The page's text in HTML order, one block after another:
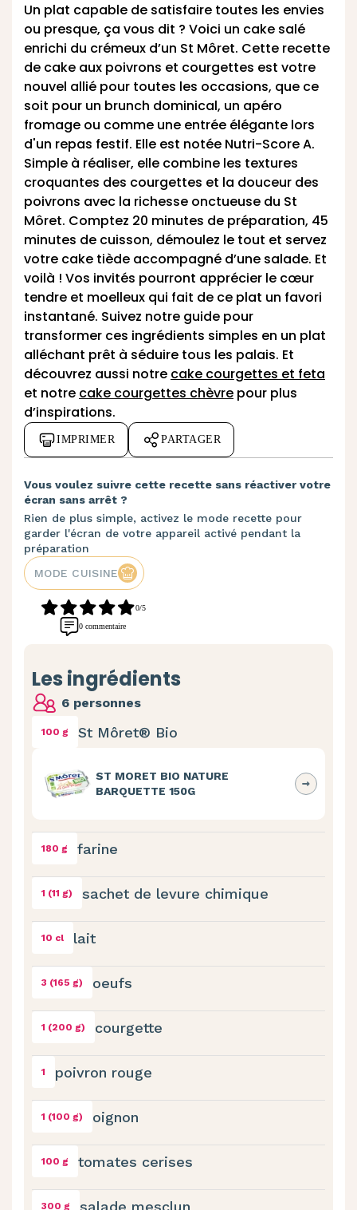
Un plat capable de satisfaire toutes les envies
ou presque, ça vous dit ? Voici un cake salé
enrichi du crémeux d’un St Môret. Cette recette
de cake aux poivrons et courgettes est votre
nouvel allié pour toutes les occasions, que ce
soit pour un brunch dominical, un apéro
fromage ou comme une entrée élégante lors
d'un repas festif. Elle est notée Nutri-Score A.
Simple à réaliser, elle combine les textures
croquantes des courgettes et la douceur des
poivrons avec la richesse onctueuse du St
Môret. Comptez 20 minutes de préparation, 45
minutes de cuisson, démoulez le tout et servez
votre cake tiède accompagné d’une salade. Et
voilà ! Vos invités pourront apprécier le cœur
tendre et moelleux qui fait de ce plat un favori
instantané. Suivez notre guide pour
transformer ces ingrédients simples en un plat
alléchant prêt à séduire tous les palais. Et
découvrez aussi notre cake courgettes et feta
et notre cake courgettes chèvre pour plus
d’inspirations.
IMPRIMER PARTAGER
Vous voulez suivre cette recette sans réactiver votre
écran sans arrêt ?
Rien de plus simple, activez le mode recette pour
garder l'écran de votre appareil activé pendant la
préparation
MODE CUISINE
0/5
0 commentaire
Les ingrédients
6 personnes
100 g St Môret® Bio
ST MORET BIO NATURE
BARQUETTE 150G
180 g farine
1 (11 g) sachet de levure chimique
10 cl lait
3 (165 g) oeufs
1 (200 g) courgette
1 poivron rouge
1 (100 g) oignon
100 g tomates cerises
300 g salade mesclun